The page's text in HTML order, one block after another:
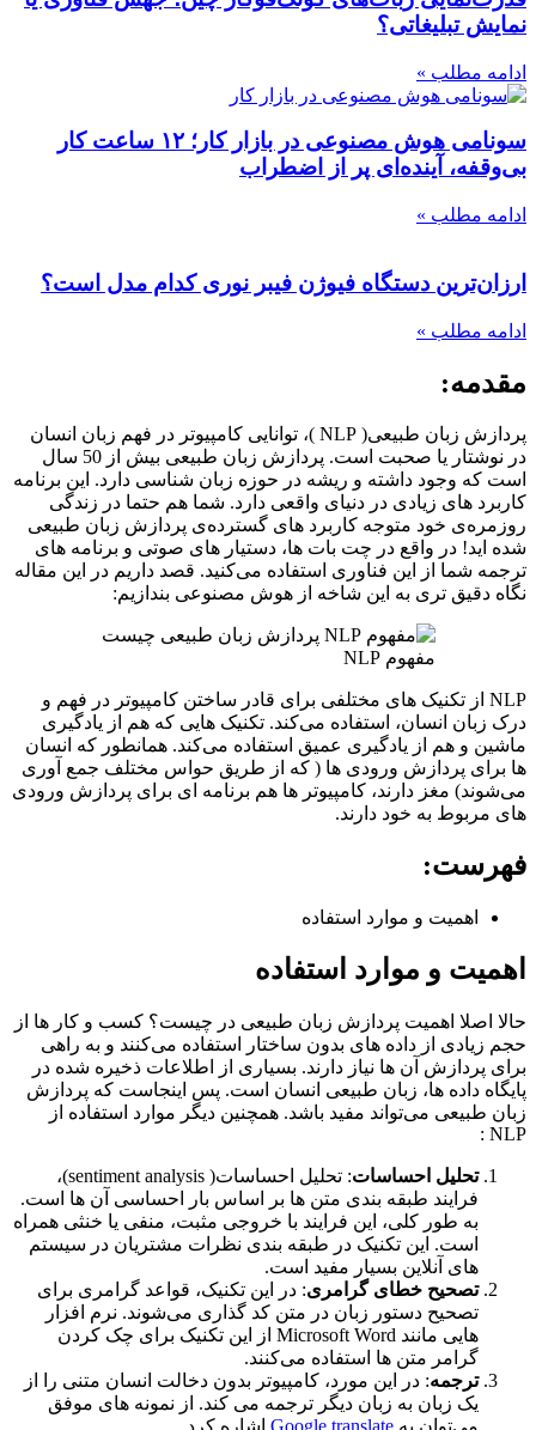
نمایش تبلیغاتی؟
ادامه مطلب »
سونامی هوش مصنوعی در بازار کار؛ ۱۲ ساعت کار
بی‌وقفه، آینده‌ای پر از اضطراب
ادامه مطلب »
ارزان‌ترین دستگاه فیوژن فیبر نوری کدام مدل است؟
ادامه مطلب »
مقدمه:
پردازش زبان طبیعی( NLP )، توانایی کامپیوتر در فهم زبان انسان
در نوشتار یا صحبت است. پردازش زبان طبیعی بیش از 50 سال
است که وجود داشته و ریشه در حوزه زبان شناسی دارد. این برنامه
کاربرد های زیادی در دنیای واقعی دارد. شما هم حتما در زندگی
روزمره‌ی خود متوجه کاربرد های گسترده‌ی پردازش زبان طبیعی
شده اید! در واقع در چت بات ها، دستیار های صوتی و برنامه های
ترجمه شما از این فناوری استفاده می‌کنید. قصد داریم در این مقاله
نگاه دقیق تری به این شاخه از هوش مصنوعی بندازیم:
مفهوم NLP
NLP از تکنیک های مختلفی برای قادر ساختن کامپیوتر در فهم و
درک زبان انسان، استفاده می‌کند. تکنیک هایی که هم از یادگیری
ماشین و هم از یادگیری عمیق استفاده می‌کند. همانطور که انسان
ها برای پردازش ورودی ها ( که از طریق حواس مختلف جمع آوری
می‌شوند) مغز دارند، کامپیوتر ها هم برنامه ای برای پردازش ورودی
های مربوط به خود دارند.
فهرست:
اهمیت و موارد استفاده
اهمیت و موارد استفاده
حالا اصلا اهمیت پردازش زبان طبیعی در چیست؟ کسب و کار ها از
حجم زیادی از داده های بدون ساختار استفاده می‌کنند و به راهی
برای پردازش آن ها نیاز دارند. بسیاری از اطلاعات ذخیره شده در
پایگاه داده ها، زبان طبیعی انسان است. پس اینجاست که پردازش
زبان طبیعی می‌تواند مفید باشد. همچنین دیگر موارد استفاده از
NLP :
تحلیل احساسات
: تحلیل احساسات( sentiment analysis)،
فرایند طبقه بندی متن ها بر اساس بار احساسی آن ها است.
به طور کلی، این فرایند با خروجی مثبت، منفی یا خنثی همراه
است. این تکنیک در طبقه بندی نظرات مشتریان در سیستم
های آنلاین بسیار مفید است.
تصحیح خطای گرامری: در این تکنیک، قواعد گرامری برای
تصحیح دستور زبان در متن کد گذاری می‌شوند. نرم افزار
هایی مانند Microsoft Word از این تکنیک برای چک کردن
گرامر متن ها استفاده می‌‌‌‌‌‌‌کنند.
ترجمه: در این مورد، کامپیوتر بدون دخالت انسان متنی را از
یک زبان به زبان دیگر ترجمه می کند. از نمونه های موفق
می‌توان به Google translate اشاره کرد.